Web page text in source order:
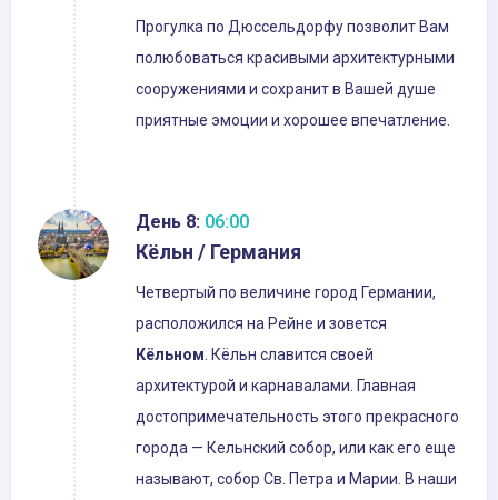
Прогулка по Дюссельдорфу позволит Вам
полюбоваться красивыми архитектурными
сооружениями и сохранит в Вашей душе
приятные эмоции и хорошее впечатление.
День 8: 06:00
Кёльн / Германия
Четвертый по величине город Германии,
расположился на Рейне и зовется
Кёльном. Кёльн славится своей
архитектурой и карнавалами. Главная
достопримечательность этого прекрасного
города — Кельнский собор, или как его еще
называют, собор Св. Петра и Марии. В наши